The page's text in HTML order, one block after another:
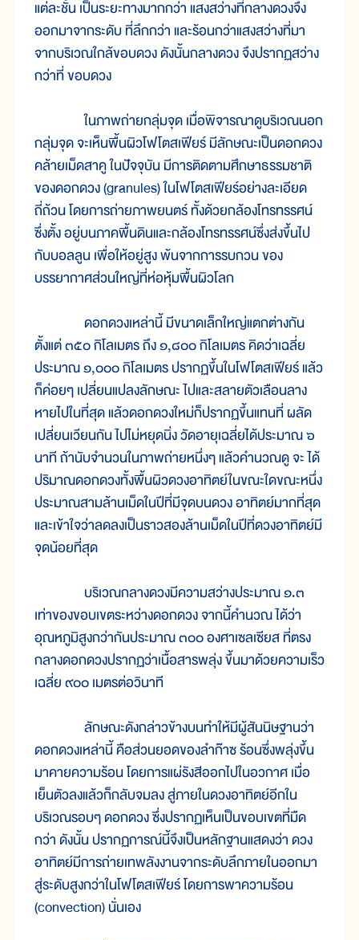
แต่ละชั้น เป็นระยะทางมากกว่า แสงสว่างที่กลางดวงจึง
ออกมาจากระดับ ที่ลึกกว่า และร้อนกว่าแสงสว่างที่มา
จากบริเวณใกล้ขอบดวง ดังนั้นกลางดวง จึงปรากฏสว่าง
กว่าที่ ขอบดวง
ในภาพถ่ายกลุ่มจุด เมื่อพิจารณาดูบริเวณนอก
กลุ่มจุด จะเห็นพื้นผิวโฟโตสเฟียร์ มีลักษณะเป็นดอกดวง
คล้ายเม็ดสาคู ในปัจจุบัน มีการติดตามศึกษาธรรมชาติ
ของดอกดวง (granules) ในโฟโตสเฟียร์อย่างละเอียด
ถี่ถ้วน โดยการถ่ายภาพยนตร์ ทั้งด้วยกล้องโทรทรรศน์
ซึ่งตั้ง อยู่บนภาคพื้นดินและกล้องโทรทรรศน์ซึ่งส่งขึ้นไป
กับบอลลูน เพื่อให้อยู่สูง พ้นจากการรบกวน ของ
บรรยากาศส่วนใหญ่ที่ห่อหุ้มพื้นผิวโลก
ดอกดวงเหล่านี้ มีขนาดเล็กใหญ่แตกต่างกัน
ตั้งแต่ ๓๕๐ กิโลเมตร ถึง ๑,๘๐๐ กิโลเมตร คิดว่าเฉลี่ย
ประมาณ ๑,๐๐๐ กิโลเมตร ปรากฏขึ้นในโฟโตสเฟียร์ แล้ว
ก็ค่อยๆ เปลี่ยนแปลงลักษณะ ไปและสลายตัวเลือนลาง
หายไปในที่สุด แล้วดอกดวงใหม่ก็ปรากฏขึ้นแทนที่ ผลัด
เปลี่ยนเวียนกัน ไปไม่หยุดนิ่ง วัดอายุเฉลี่ยได้ประมาณ ๖
นาที ถ้านับจำนวนในภาพถ่ายหนึ่งๆ แล้วคำนวณดู จะ ได้
ปริมาณดอกดวงทั้งพื้นผิวดวงอาทิตย์ในขณะใดขณะหนึ่ง
ประมาณสามล้านเม็ดในปีที่มีจุดบนดวง อาทิตย์มากที่สุด
และเข้าใจว่าลดลงเป็นราวสองล้านเม็ดในปีที่ดวงอาทิตย์มี
จุดน้อยที่สุด
บริเวณกลางดวงมีความสว่างประมาณ ๑.๓
เท่าของขอบเขตระหว่างดอกดวง จากนี้คำนวณ ได้ว่า
อุณหภูมิสูงกว่ากันประมาณ ๓๐๐ องศาเซลเซียส ที่ตรง
กลางดอกดวงปรากฏว่าเนื้อสารพลุ่ง ขึ้นมาด้วยความเร็ว
เฉลี่ย ๙๐๐ เมตรต่อวินาที
ลักษณะดังกล่าวข้างบนทำให้มีผู้สันนิษฐานว่า
ดอกดวงเหล่านี้ คือส่วนยอดของลำก๊าซ ร้อนซึ่งพลุ่งขึ้น
มาคายความร้อน โดยการแผ่รังสีออกไปในอวกาศ เมื่อ
เย็นตัวลงแล้วก็กลับจมลง สู่ภายในดวงอาทิตย์อีกใน
บริเวณรอบๆ ดอกดวง ซึ่งปรากฏเห็นเป็นขอบเขตที่มืด
กว่า ดังนั้น ปรากฏการณ์นี้จึงเป็นหลักฐานแสดงว่า ดวง
อาทิตย์มีการถ่ายเทพลังงานจากระดับลึกภายในออกมา
สู่ระดับสูงกว่าในโฟโตสเฟียร์ โดยการพาความร้อน
(convection) นั่นเอง